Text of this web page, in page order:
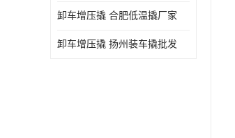
卸车增压撬 合肥低温撬厂家
卸车增压撬 扬州装车撬批发